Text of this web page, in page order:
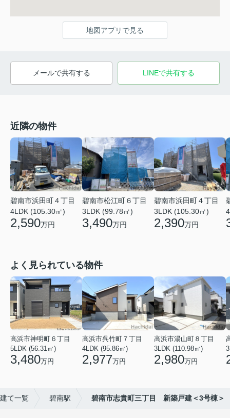
地図アプリで見る
メールで共有する LINEで共有する
近隣の物件
碧南市浜田町４丁目
4LDK (105.30㎡)
2,590万円
碧南市松江町６丁目
3LDK (99.78㎡)
3,490万円
碧南市浜田町４丁目
3LDK (105.30㎡)
2,390万円
よく見られている物件
高浜市神明町６丁目
5LDK (56.31㎡)
3,480万円
高浜市呉竹町７丁目
4LDK (95.86㎡)
2,977万円
高浜市湯山町８丁目
3LDK (110.98㎡)
2,980万円
て一覧 碧南駅 碧南市志貴町三丁目 新築戸建＜3号棟＞